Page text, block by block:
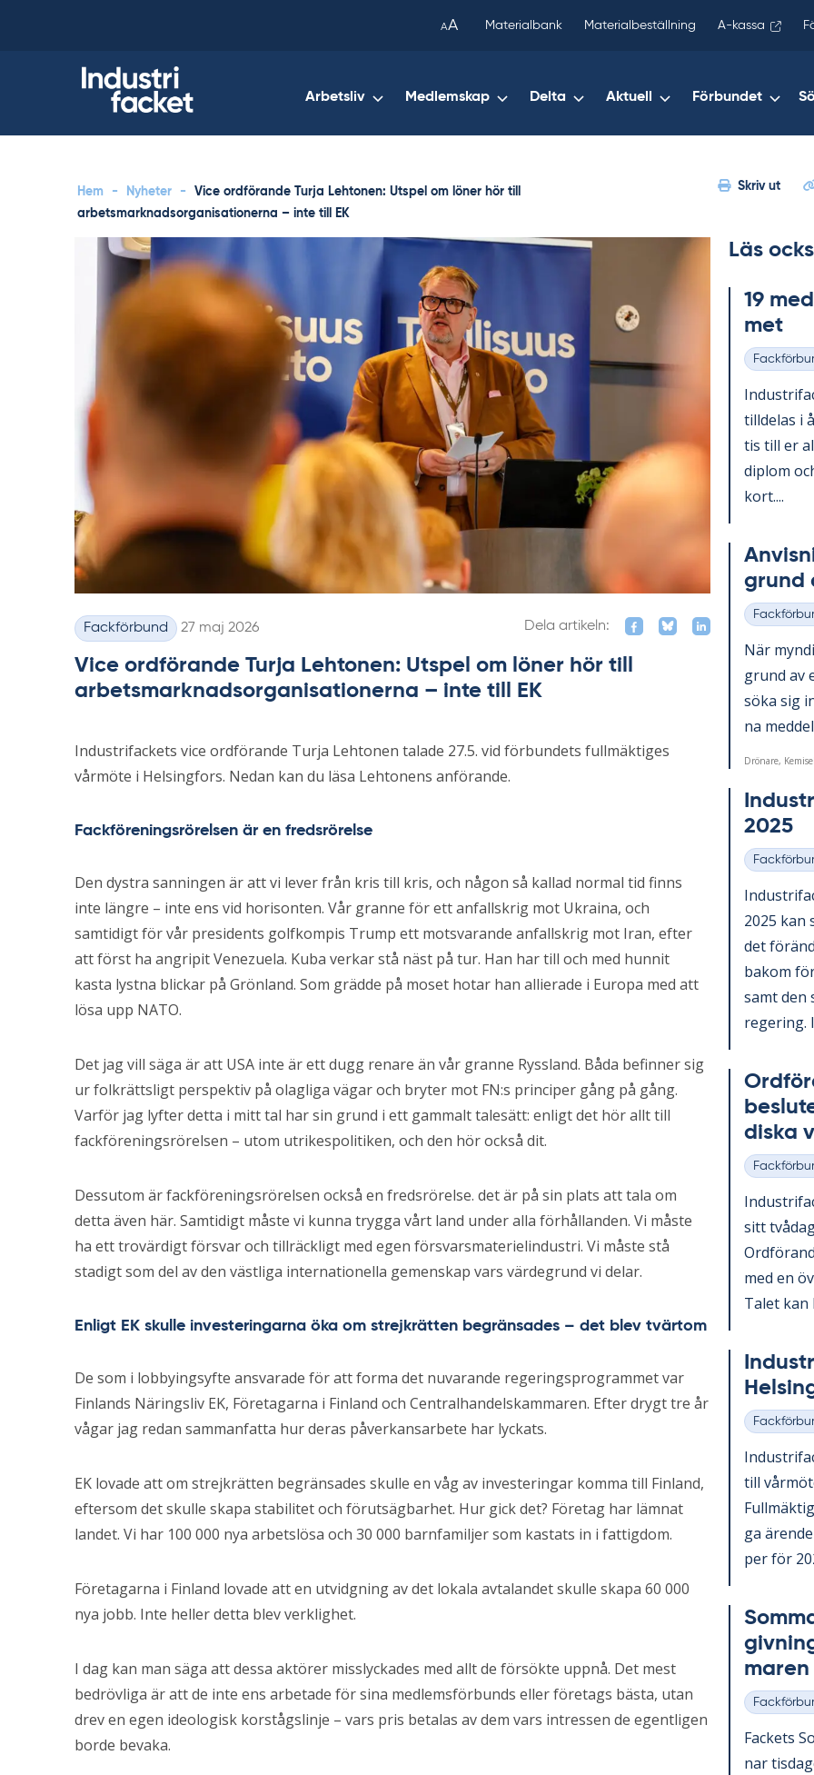
AA Materialbank Materialbeställning A-kassa
Arbetsliv Medlemskap Delta Aktuell Förbundet
Hem - Nyheter -
Vice ordförande Turja Lehtonen: Utspel om löner hör till
arbetsmarknadsorganisationerna – inte till EK
Skriv ut
Kategorier
Fackförbund Skriven
27 maj 2026 Dela artikeln:
Vice ordförande Turja Lehtonen: Utspel om löner hör till
arbetsmarknadsorganisationerna – inte till EK
Industrifackets vice ordförande Turja Lehtonen talade 27.5. vid förbundets fullmäktiges
vårmöte i Helsingfors. Nedan kan du läsa Lehtonens anförande.
Fackföreningsrörelsen är en fredsrörelse
Den dystra sanningen är att vi lever från kris till kris, och någon så kallad normal tid finns
inte längre – inte ens vid horisonten. Vår granne för ett anfallskrig mot Ukraina, och
samtidigt för vår presidents golfkompis Trump ett motsvarande anfallskrig mot Iran, efter
att först ha angripit Venezuela. Kuba verkar stå näst på tur. Han har till och med hunnit
kasta lystna blickar på Grönland. Som grädde på moset hotar han allierade i Europa med att
lösa upp NATO.
Det jag vill säga är att USA inte är ett dugg renare än vår granne Ryssland. Båda befinner sig
ur folkrättsligt perspektiv på olagliga vägar och bryter mot FN:s principer gång på gång.
Varför jag lyfter detta i mitt tal har sin grund i ett gammalt talesätt: enligt det hör allt till
fackföreningsrörelsen – utom utrikespolitiken, och den hör också dit.
Dessutom är fackföreningsrörelsen också en fredsrörelse. det är på sin plats att tala om
detta även här. Samtidigt måste vi kunna trygga vårt land under alla förhållanden. Vi måste
ha ett trovärdigt försvar och tillräckligt med egen försvarsmaterielindustri. Vi måste stå
stadigt som del av den västliga internationella gemenskap vars värdegrund vi delar.
Enligt EK skulle investeringarna öka om strejkrätten begränsades – det blev tvärtom
De som i lobbyingsyfte ansvarade för att forma det nuvarande regeringsprogrammet var
Finlands Näringsliv EK, Företagarna i Finland och Centralhandelskammaren. Efter drygt tre år
vågar jag redan sammanfatta hur deras påverkansarbete har lyckats.
EK lovade att om strejkrätten begränsades skulle en våg av investeringar komma till Finland,
eftersom det skulle skapa stabilitet och förutsägbarhet. Hur gick det? Företag har lämnat
landet. Vi har 100 000 nya arbetslösa och 30 000 barnfamiljer som kastats in i fattigdom.
Företagarna i Finland lovade att en utvidgning av det lokala avtalandet skulle skapa 60 000
nya jobb. Inte heller detta blev verklighet.
I dag kan man säga att dessa aktörer misslyckades med allt de försökte uppnå. Det mest
bedrövliga är att de inte ens arbetade för sina medlemsförbunds eller företags bästa, utan
drev en egen ideologisk korstågslinje – vars pris betalas av dem vars intressen de egentligen
borde bevaka.
Läs
19
met
Kategorier
till­de­las i
tis till er
diplom
kort....
grund
Kategorier
När
grund av
söka sig
na
Drönare,
2025
Kategorier
2025 kan
det
bakom
samt den
re­ge­ring.
dis­ka
Kategorier
sitt
med en
Ta­let kan
Kategorier
till
ga
per för
ma­ren
Kategorier
Fac­kets
nar
copied
your
clipboard.)